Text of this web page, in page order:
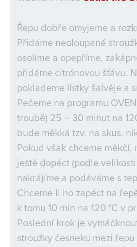
Řepu dobře omyjeme a
Přidáme neoloupané
osolíme a opepříme,
přidáme citrónovou šťávu.
poklademe lístky šalvěje a
Pečeme na programu
troubě) 25 – 30 minut na
bude měkká tzv. na skus,
Pokud však chceme měkčí,
ještě dopéct (podle
nakrájíme a podáváme s
Chceme-li ho zapéct na
k tomu 10 min na 120 °C v
Poslední krok je
stroužky česneku mezi